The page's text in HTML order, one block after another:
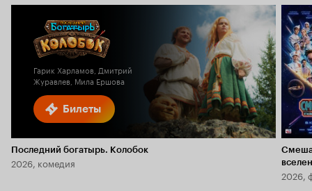
Билеты
Гарик Харламов, Дмитрий
Журавлев, Мила Ершова
Последний богатырь. Колобок
2026, комедия
2026,